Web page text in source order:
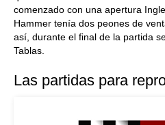
comenzado con una apertura
Hammer tenía dos peones de
así, durante el final de la partida
Tablas.
Las partidas para